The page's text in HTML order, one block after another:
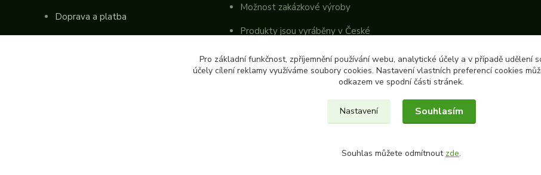
Doprava a platba
Možnost zakázkové výroby
Produkty jsou vyráběny v České
Pro základní funkčnost, zpříjemnění používání webu, analytické účely a v případě udělení
účely cílení reklamy využíváme soubory cookies. Nastavení vlastních preferencí cookies
odkazem ve spodní části stránek.
Nastavení Souhlasím
Souhlas můžete odmítnout zde.